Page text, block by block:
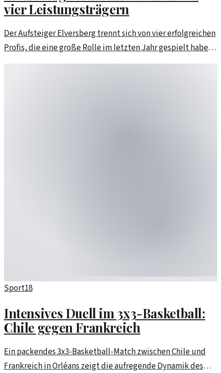
vier Leistungsträgern
Der Aufsteiger Elversberg trennt sich von vier erfolgreichen
Profis, die eine große Rolle im letzten Jahr gespielt haben.
Diese Veränderungen sind Teil der Neuausrichtung des
Sport18
Intensives Duell im 3x3-Basketball:
Chile gegen Frankreich
Ein packendes 3x3-Basketball-Match zwischen Chile und
Frankreich in Orléans zeigt die aufregende Dynamik des